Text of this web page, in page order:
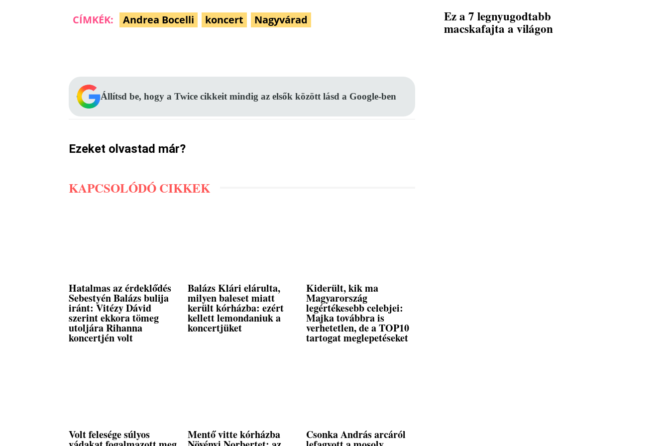
CÍMKÉK: Andrea Bocelli koncert Nagyvárad
Állítsd be, hogy a Twice cikkeit mindig az elsők között lásd a Google-ben
Ezeket olvastad már?
KAPCSOLÓDÓ CIKKEK
Hatalmas az érdeklődés
Sebestyén Balázs bulija
iránt: Vitézy Dávid
szerint ekkora tömeg
utoljára Rihanna
koncertjén volt
Balázs Klári elárulta,
milyen baleset miatt
került kórházba: ezért
kellett lemondaniuk a
koncertjüket
Kiderült, kik ma
Magyarország
legértékesebb celebjei:
Majka továbbra is
verhetetlen, de a TOP10
tartogat meglepetéseket
Volt felesége súlyos Mentő vitte kórházba Csonka András arcáról
Ez a 7 legnyugodtabb
macskafajta a világon